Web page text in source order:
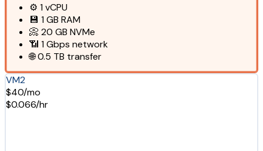
⚙️ 1vCPU
💾 1 GB RAM
📀 20 GB NVMe
📶 1 Gbps network
🌐0.5 TB transfer
VM2
$40/mo
$0.066/hr